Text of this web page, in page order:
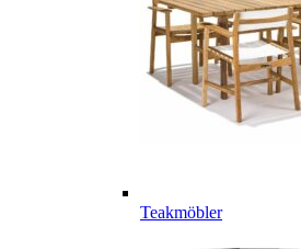
Teakmöbler